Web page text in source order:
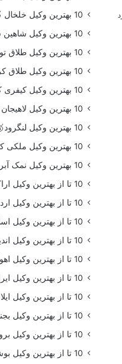
10 بهترین وکیل خلخال 🥇【آپدیت جدید】⚖️
10 بهترین وکیل شاهین شهر🥇【آپدیت جدید】⚖️
10 بهترین وکیل طلاق توافقی کرج 🥇【آپدیت جدید】⚖️
10 بهترین وکیل طلاق کرج 🥇【آپدیت جدید】⚖️
10 بهترین وکیل کیفری کرج 🥇【آپدیت جدید】⚖️
10 بهترین وکیل لاهیجان کیست ؟🥇【آپدیت جدید】⚖️
10 بهترین وکیل لنگرود🥇【آپدیت جدید】⚖️
10 بهترین وکیل ملکی کرج 🥇【آپدیت جدید】⚖️
10 بهترین وکیل نمک آبرود 🥇【آپدیت جدید】⚖️
10 تا از بهترین وکیل اراک 🥇【آپدیت جدید】⚖️
10 تا از بهترین وکیل اردبیل 🥇【آپدیت جدید】
10 تا از بهترین وکیل اسلامشهر 🥇【آپدیت جدید】
10 تا از بهترین وکیل اندیمشک 🥇【آپدیت جدید】
10 تا از بهترین وکیل اهواز 🥇【آپدیت جدید】⚖️
10 تا از بهترین وکیل ایران🥇【آپدیت جدید】
10 تا از بهترین وکیل ایلام 🥇【آپدیت جدید】
10 تا از بهترین وکیل بجنورد 🥇【آپدیت جدید】
10 تا از بهترین وکیل بروجرد 🥇【آپدیت جدید】
10 تا از بهترین وکیل بوشهر 🥇【آپدیت جدید】